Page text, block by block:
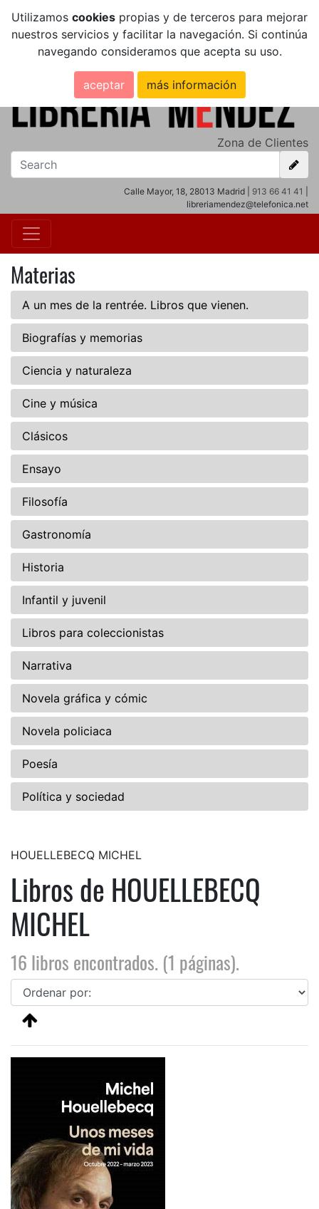
Utilizamos cookies propias y de terceros para mejorar
nuestros servicios y facilitar la navegación. Si continúa
navegando consideramos que acepta su uso.
aceptar más información
Zona de Clientes
Calle Mayor, 18, 28013 Madrid | 913 66 41 41
libreriamendez@telefonica.net
Materias
A un mes de la rentrée. Libros que vienen.
Biografías y memorias
Ciencia y naturaleza
Cine y música
Clásicos
Ensayo
Filosofía
Gastronomía
Historia
Infantil y juvenil
Libros para coleccionistas
Narrativa
Novela gráfica y cómic
Novela policiaca
Poesía
Política y sociedad
HOUELLEBECQ MICHEL
Libros de HOUELLEBECQ
MICHEL
16 libros encontrados. (1 páginas).